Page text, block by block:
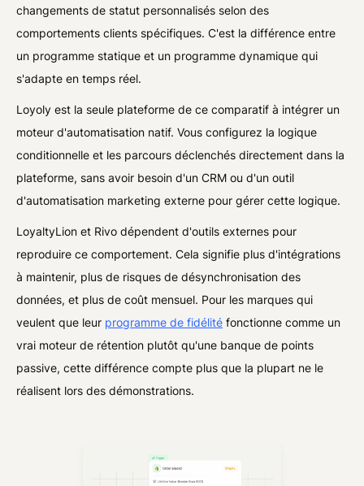
changements de statut personnalisés selon des
comportements clients spécifiques. C'est la différence entre
un programme statique et un programme dynamique qui
s'adapte en temps réel.
Loyoly est la seule plateforme de ce comparatif à intégrer un
moteur d'automatisation natif. Vous configurez la logique
conditionnelle et les parcours déclenchés directement dans la
plateforme, sans avoir besoin d'un CRM ou d'un outil
d'automatisation marketing externe pour gérer cette logique.
LoyaltyLion et Rivo dépendent d'outils externes pour
reproduire ce comportement. Cela signifie plus d'intégrations
à maintenir, plus de risques de désynchronisation des
données, et plus de coût mensuel. Pour les marques qui
veulent que leur programme de fidélité fonctionne comme un
vrai moteur de rétention plutôt qu'une banque de points
passive, cette différence compte plus que la plupart ne le
réalisent lors des démonstrations.